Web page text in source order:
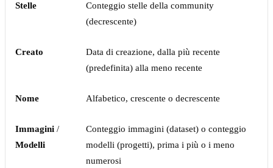
Stelle
Conteggio stelle della community
(decrescente)
Creato
Data di creazione, dalla più recente
(predefinita) alla meno recente
Nome Alfabetico, crescente o decrescente
Immagini /
Modelli
Conteggio immagini (dataset) o conteggio
modelli (progetti), prima i più o i meno
numerosi